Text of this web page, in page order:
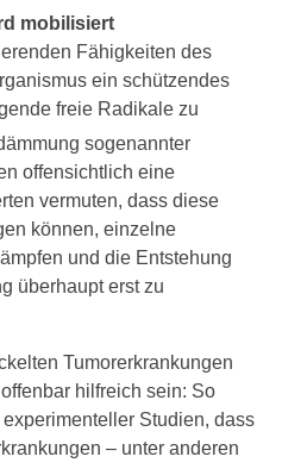
mobilisiert
Fähigkeiten des
ein schützendes
freie Radikale zu
sogenannter
offensichtlich eine
vermuten, dass diese
können, einzelne
und die Entstehung
überhaupt erst zu
Tumorerkrankungen
hilfreich sein: So
Studien, dass
– unter anderen